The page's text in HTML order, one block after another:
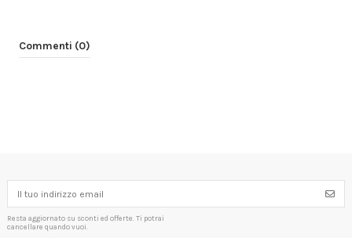
Commenti (0)
Resta aggiornato su sconti ed offerte. Ti potrai
cancellare quando vuoi.